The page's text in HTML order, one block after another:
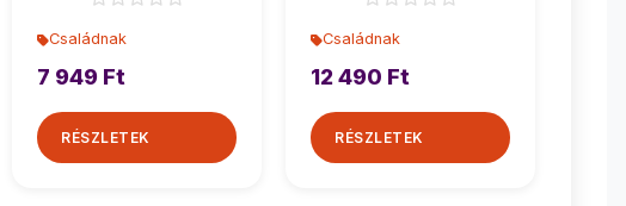
Családnak
7 949 Ft
RÉSZLETEK
Családnak
12 490 Ft
RÉSZLETEK